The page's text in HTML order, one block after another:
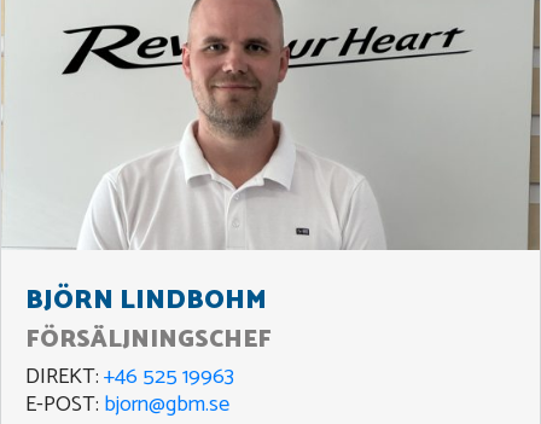
BJÖRN LINDBOHM
FÖRSÄLJNINGSCHEF
DIREKT:+46 525 19963
E-POST: bjorn@gbm.se